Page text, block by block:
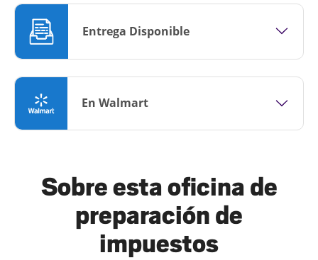
Entrega Disponible
En Walmart
Sobre esta oficina de
preparación de
impuestos